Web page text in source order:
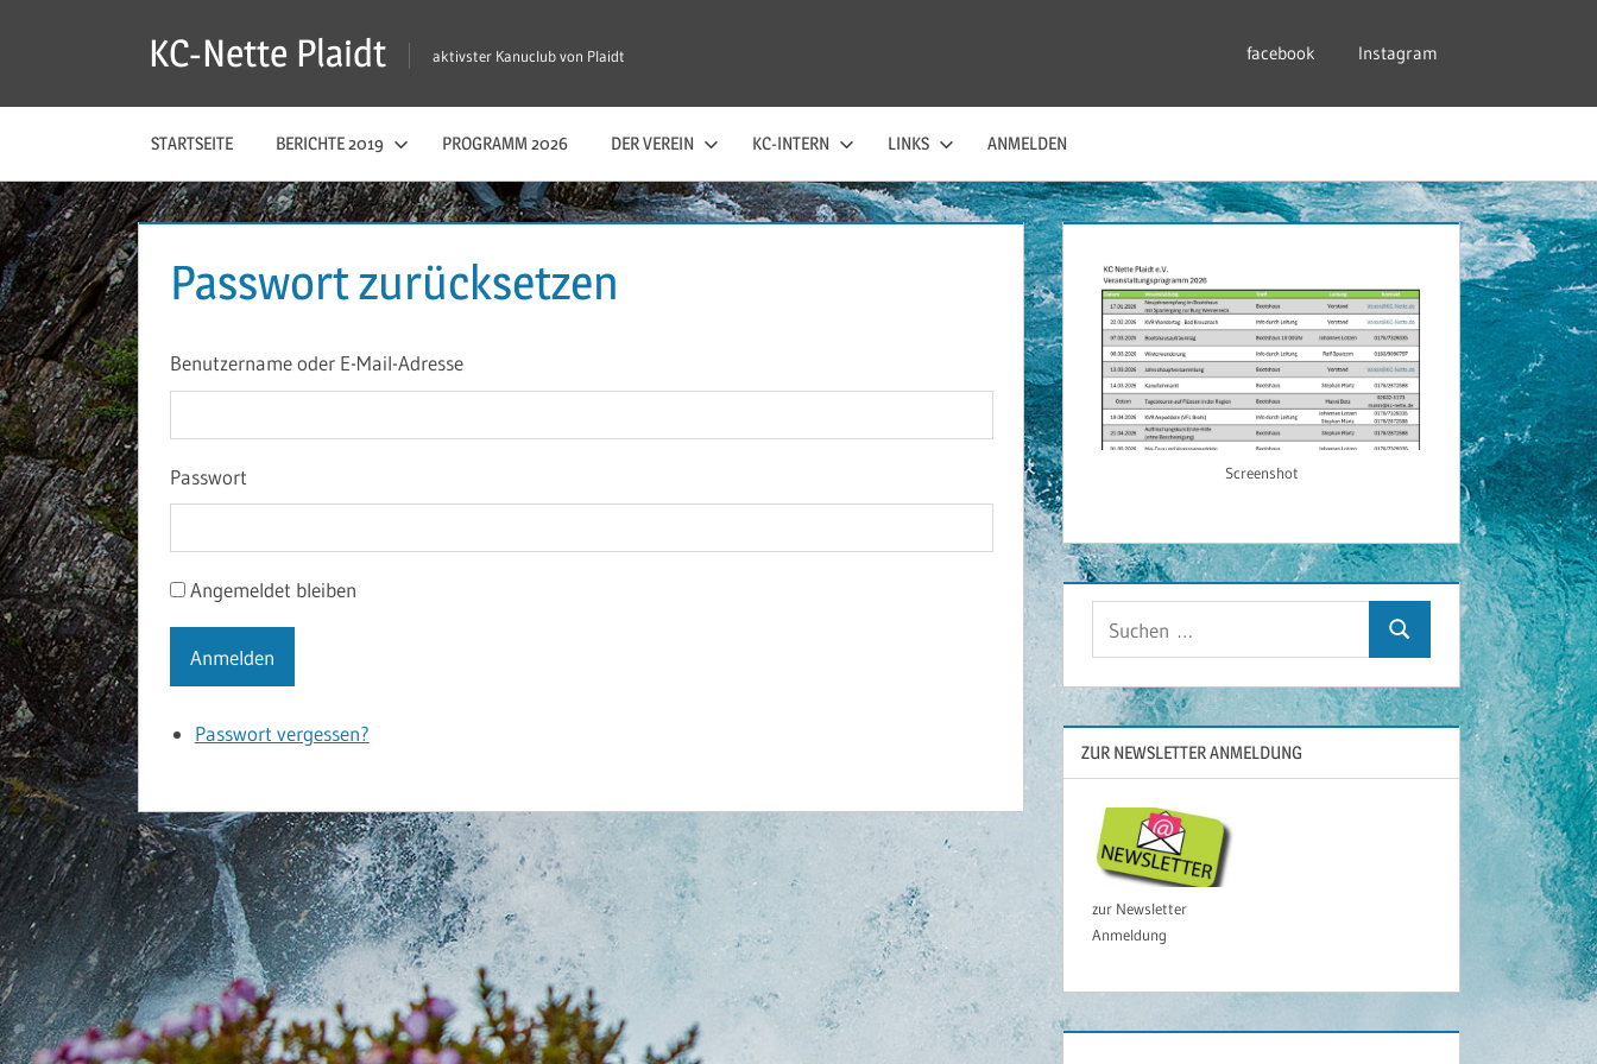
KC-Nette Plaidt aktivster Kanuclub von Plaidt facebook Instagram
STARTSEITE BERICHTE 2019 PROGRAMM 2026 DER VEREIN KC-INTERN LINKS ANMELDEN
Passwort zurücksetzen
Benutzername oder E-Mail-Adresse
Passwort
Angemeldet bleiben
Anmelden
Passwort vergessen?
Screenshot
Suchen
ZUR NEWSLETTER ANMELDUNG
zur Newsletter
Anmeldung